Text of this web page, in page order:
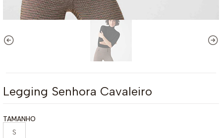
Legging Senhora Cavaleiro
TAMANHO
S